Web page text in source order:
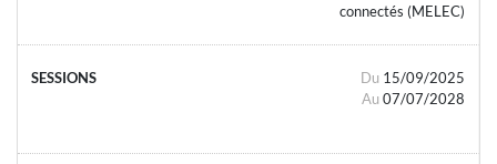
connectés (MELEC)
Du 15/09/2025
Au 07/07/2028